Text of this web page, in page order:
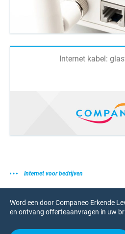
Internet kabel:
Internet voor bedrijven
Word een door Companeo Erkende
en ontvang offerteaanvragen in uw